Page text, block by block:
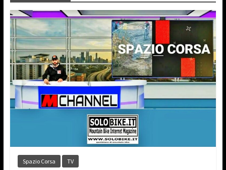
Spazio Corsa TV